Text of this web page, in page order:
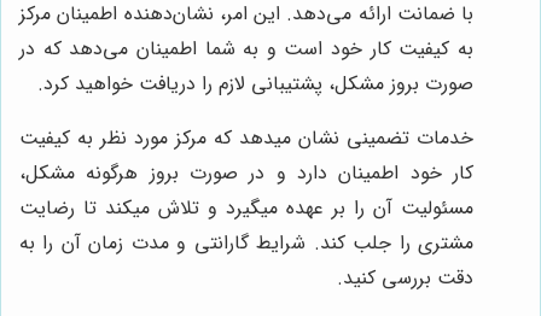
با ضمانت ارائه می‌دهد. این امر، نشان‌دهنده اطمینان مرکز
به کیفیت کار خود است و به شما اطمینان می‌دهد که در
صورت بروز مشکل، پشتیبانی لازم را دریافت خواهید کرد.
خدمات تضمینی نشان میدهد که مرکز مورد نظر به کیفیت
کار خود اطمینان دارد و در صورت بروز هرگونه مشکل،
مسئولیت آن را بر عهده میگیرد و تلاش میکند تا رضایت
مشتری را جلب کند. شرایط گارانتی و مدت زمان آن را به
دقت بررسی کنید.